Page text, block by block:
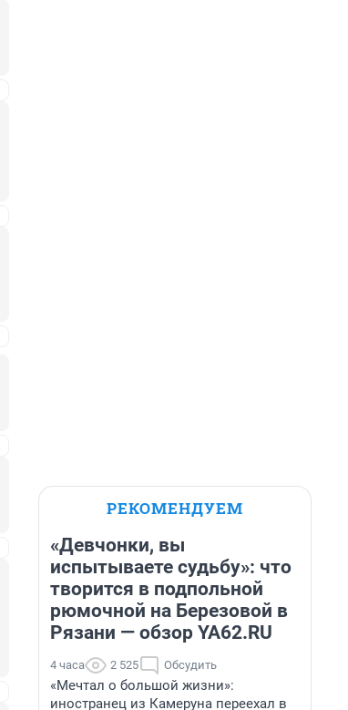
РЕКОМЕНДУЕМ
«Девчонки, вы
испытываете судьбу»: что
творится в подпольной
рюмочной на Березовой в
Рязани — обзор YA62.RU
4 часа 2 525 Обсудить
«Мечтал о большой жизни»:
иностранец из Камеруна переехал в